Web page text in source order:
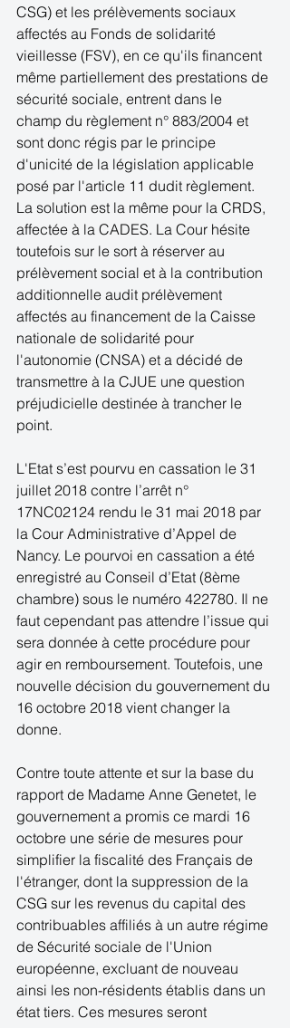
CSG) et les prélèvements sociaux
affectés au Fonds de solidarité
vieillesse (FSV), en ce qu'ils financent
même partiellement des prestations de
sécurité sociale, entrent dans le
champ du règlement n° 883/2004 et
sont donc régis par le principe
d'unicité de la législation applicable
posé par l'article 11 dudit règlement.
La solution est la même pour la CRDS,
affectée à la CADES. La Cour hésite
toutefois sur le sort à réserver au
prélèvement social et à la contribution
additionnelle audit prélèvement
affectés au financement de la Caisse
nationale de solidarité pour
l'autonomie (CNSA) et a décidé de
transmettre à la CJUE une question
préjudicielle destinée à trancher le
point.
L'Etat s’est pourvu en cassation le 31
juillet 2018 contre l’arrêt n°
17NC02124 rendu le 31 mai 2018 par
la Cour Administrative d’Appel de
Nancy. Le pourvoi en cassation a été
enregistré au Conseil d’Etat (8ème
chambre) sous le numéro 422780. Il ne
faut cependant pas attendre l’issue qui
sera donnée à cette procédure pour
agir en remboursement. Toutefois, une
nouvelle décision du gouvernement du
16 octobre 2018 vient changer la
donne.
Contre toute attente et sur la base du
rapport de Madame Anne Genetet, le
gouvernement a promis ce mardi 16
octobre une série de mesures pour
simplifier la fiscalité des Français de
l'étranger, dont la suppression de la
CSG sur les revenus du capital des
contribuables affiliés à un autre régime
de Sécurité sociale de l'Union
européenne, excluant de nouveau
ainsi les non-résidents établis dans un
état tiers. Ces mesures seront